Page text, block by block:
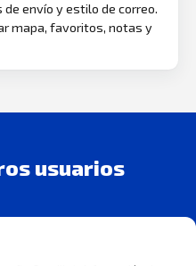
envío y estilo de correo.
mapa, favoritos, notas y
usuarios